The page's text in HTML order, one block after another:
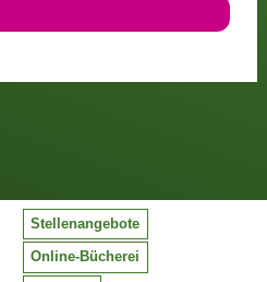
Stellenangebote
Online-Bücherei